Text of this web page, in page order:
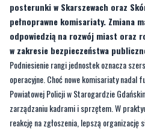
posterunki w Skarszewach oraz
pełnoprawne komisariaty. Zmiana
odpowiedzią na rozwój miast oraz
w zakresie bezpieczeństwa
Podniesienie rangi jednostek oznacza
operacyjne. Choć nowe komisariaty nadal
Powiatowej Policji w Starogardzie
zarządzaniu kadrami i sprzętem. W
reakcję na zgłoszenia, lepszą organizację